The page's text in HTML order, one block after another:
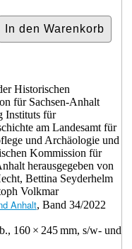
Historischen
für Sachsen-Anhalt
Instituts für
am Landesamt für
und Archäologie und
Kommission für
herausgegeben von
Bettina Seyderhelm
Volkmar
Anhalt, Band 34/2022
160 × 245 mm, s/w- und